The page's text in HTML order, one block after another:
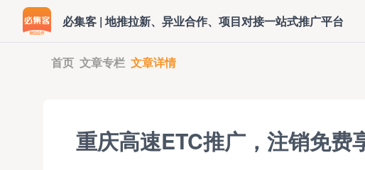
必集客 | 地推拉新、异业合作、项目对接一站式推广平台
首页 文章专栏 文章详情
重庆高速ETC推广，注销免费